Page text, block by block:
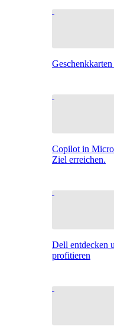
Copilot in
Ziel erreichen.
Dell entdecken
profitieren